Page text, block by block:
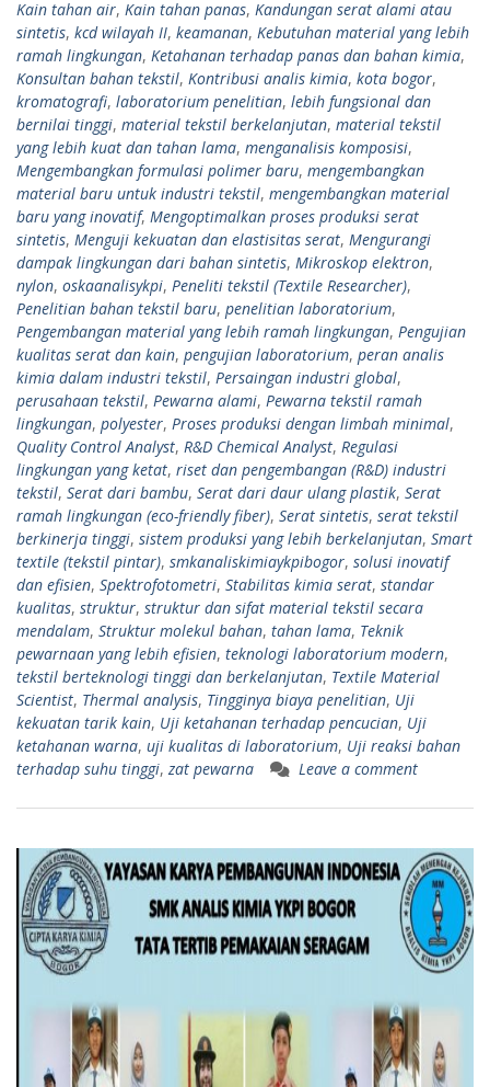
Kain tahan air, Kain tahan panas, Kandungan serat alami atau
sintetis, kcd wilayah II, keamanan, Kebutuhan material yang lebih
ramah lingkungan, Ketahanan terhadap panas dan bahan kimia,
Konsultan bahan tekstil, Kontribusi analis kimia, kota bogor,
kromatografi, laboratorium penelitian, lebih fungsional dan
bernilai tinggi, material tekstil berkelanjutan, material tekstil
yang lebih kuat dan tahan lama, menganalisis komposisi,
Mengembangkan formulasi polimer baru, mengembangkan
material baru untuk industri tekstil, mengembangkan material
baru yang inovatif, Mengoptimalkan proses produksi serat
sintetis, Menguji kekuatan dan elastisitas serat, Mengurangi
dampak lingkungan dari bahan sintetis, Mikroskop elektron,
nylon, oskaanalisykpi, Peneliti tekstil (Textile Researcher),
Penelitian bahan tekstil baru, penelitian laboratorium,
Pengembangan material yang lebih ramah lingkungan, Pengujian
kualitas serat dan kain, pengujian laboratorium, peran analis
kimia dalam industri tekstil, Persaingan industri global,
perusahaan tekstil, Pewarna alami, Pewarna tekstil ramah
lingkungan, polyester, Proses produksi dengan limbah minimal,
Quality Control Analyst, R&D Chemical Analyst, Regulasi
lingkungan yang ketat, riset dan pengembangan (R&D) industri
tekstil, Serat dari bambu, Serat dari daur ulang plastik, Serat
ramah lingkungan (eco-friendly fiber), Serat sintetis, serat tekstil
berkinerja tinggi, sistem produksi yang lebih berkelanjutan, Smart
textile (tekstil pintar), smkanaliskimiaykpibogor, solusi inovatif
dan efisien, Spektrofotometri, Stabilitas kimia serat, standar
kualitas, struktur, struktur dan sifat material tekstil secara
mendalam, Struktur molekul bahan, tahan lama, Teknik
pewarnaan yang lebih efisien, teknologi laboratorium modern,
tekstil berteknologi tinggi dan berkelanjutan, Textile Material
Scientist, Thermal analysis, Tingginya biaya penelitian, Uji
kekuatan tarik kain, Uji ketahanan terhadap pencucian, Uji
ketahanan warna, uji kualitas di laboratorium, Uji reaksi bahan
terhadap suhu tinggi, zat pewarna Leave a comment